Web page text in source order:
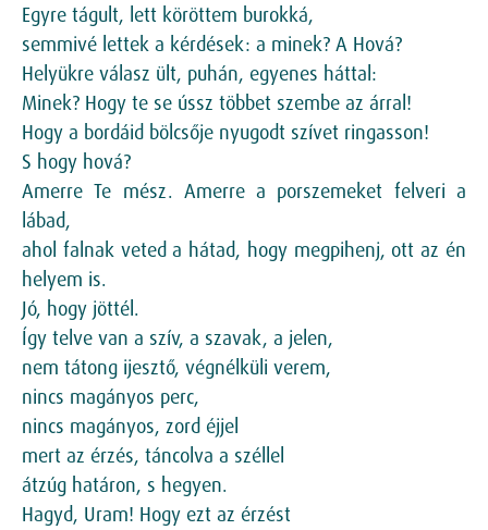
Egyre tágult, lett köröttem burokká,
semmivé lettek a kérdések: a minek? A Hová?
Helyükre válasz ült, puhán, egyenes háttal:
Minek? Hogy te se ússz többet szembe az árral!
Hogy a bordáid bölcsője nyugodt szívet ringasson!
S hogy hová?
Amerre Te mész. Amerre a porszemeket felveri a
lábad,
ahol falnak veted a hátad, hogy megpihenj, ott az én
helyem is.
Jó, hogy jöttél.
Így telve van a szív, a szavak, a jelen,
nem tátong ijesztő, végnélküli verem,
nincs magányos perc,
nincs magányos, zord éjjel
mert az érzés, táncolva a széllel
átzúg határon, s hegyen.
Hagyd, Uram! Hogy ezt az érzést